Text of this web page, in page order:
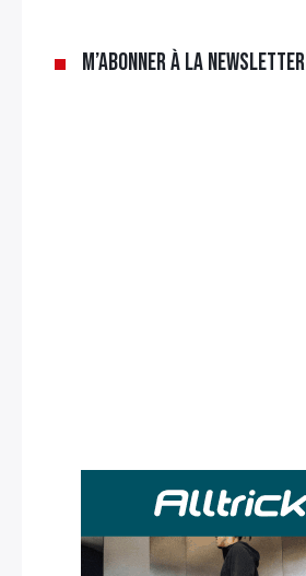
M’abonner à la newsletter